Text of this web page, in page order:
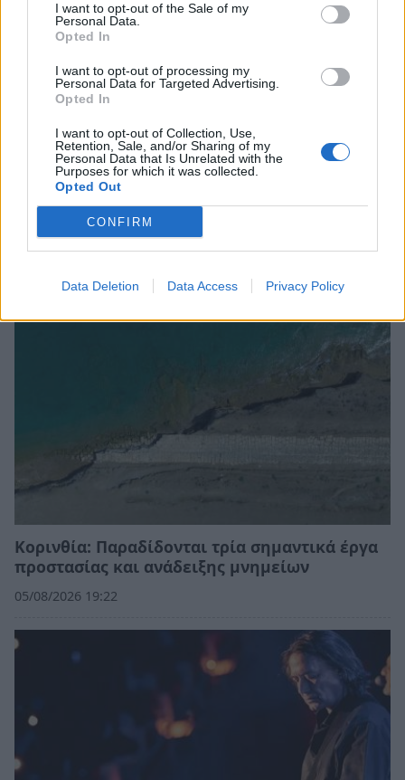
I want to opt-out of the Sale of my
Personal Data.
Opted In
I want to opt-out of processing my
Personal Data for Targeted Advertising.
Opted In
I want to opt-out of Collection, Use,
Retention, Sale, and/or Sharing of my
Personal Data that Is Unrelated with the
Purposes for which it was collected.
Opted Out
CONFIRM
Data Deletion Data Access Privacy Policy
Δυτική Μάνη: Συνεχίζονται οι
προφεστιβαλικές δράσεις του 3ου Kardamili
Art Doc Festival
Κορινθία: Παραδίδονται τρία σημαντικά έργα
προστασίας και ανάδειξης μνημείων
05/08/2026 19:22